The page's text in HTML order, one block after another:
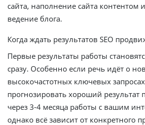
сайта, наполнение сайта контентом
ведение блога.
Когда ждать результатов SEO
Первые результаты работы
сразу. Особенно если речь идёт о
высокочастотных ключевых
прогнозировать хороший результат
через 3-4 месяца работы с вашим
однако всё зависит от конкретного